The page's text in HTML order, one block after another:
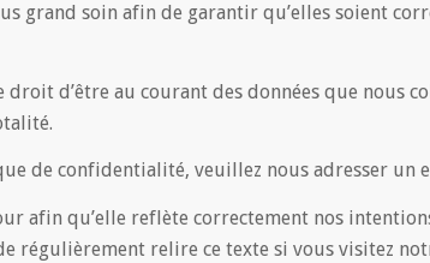
grand soin afin de garantir qu’elles soient
d’être au courant des données que nous
de confidentialité, veuillez nous adresser un
afin qu’elle reflète correctement nos
régulièrement relire ce texte si vous visitez